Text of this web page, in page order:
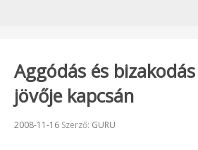
Aggódás és
jövője kapcsán
Beküldve:
2008-11-16 Szerző: GURU